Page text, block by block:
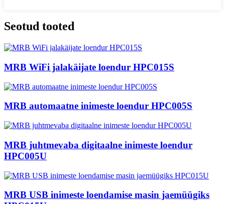
Seotud tooted
MRB WiFi jalakäijate loendur HPC015S
MRB automaatne inimeste loendur HPC005S
MRB juhtmevaba digitaalne inimeste loendur
HPC005U
MRB USB inimeste loendamise masin jaemüügiks